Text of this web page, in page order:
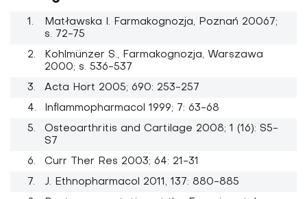
Matławska I. Farmakognozja, Poznań 20067;
s. 72-75
Kohlmünzer S., Farmakognozja, Warszawa
2000; s. 536-537
Acta Hort 2005; 690: 253-257
Inflammopharmacol 1999; 7: 63-68
Osteoarthritis and Cartilage 2008; 1 (16): S5-
S7
Curr Ther Res 2003; 64: 21-31
J. Ethnopharmacol 2011, 137: 880-885